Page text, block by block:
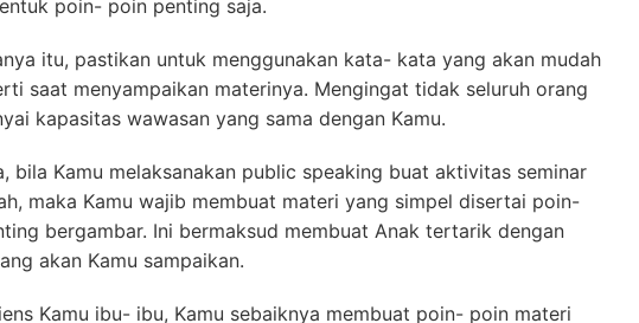
poin- poin penting saja.
itu, pastikan untuk menggunakan kata- kata yang akan mudah
saat menyampaikan materinya. Mengingat tidak seluruh orang
kapasitas wawasan yang sama dengan Kamu.
bila Kamu melaksanakan public speaking buat aktivitas seminar
maka Kamu wajib membuat materi yang simpel disertai poin-
bergambar. Ini bermaksud membuat Anak tertarik dengan
akan Kamu sampaikan.
Kamu ibu- ibu, Kamu sebaiknya membuat poin- poin materi